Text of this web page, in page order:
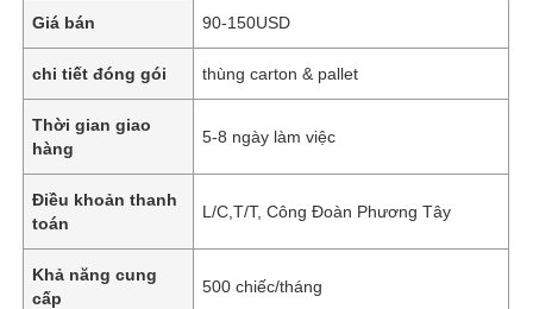
Giá bán 90-150USD
chi tiết đóng gói thùng carton & pallet
Thời gian giao
hàng
5-8 ngày làm việc
Điều khoản thanh
toán
L/C,T/T, Công Đoàn Phương Tây
Khả năng cung
cấp
500 chiếc/tháng